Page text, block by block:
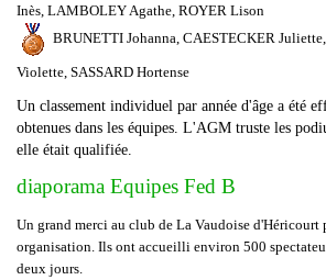
Inès, LAMBOLEY Agathe, ROYER Lison
BRUNETTI Johanna, CAESTECKER
Violette, SASSARD Hortense
Un classement individuel par année d'âge a été
obtenues dans les équipes. L'AGM truste les
elle était qualifiée.
diaporama Equipes Fed B
Un grand merci au club de La Vaudoise d'Héricourt
organisation. Ils ont accueilli environ 500
deux jours.